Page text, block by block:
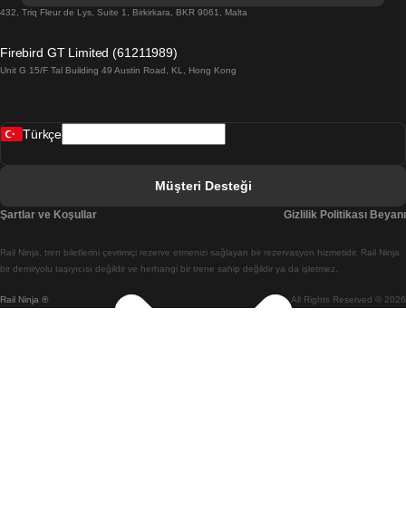
Barselona Sevilla Treni
Belfast Dublin Treni
Budapeşte Viyana Treni
Busan Cheonan(Asan) Treni
432, Triq Fleur de Lys, Suite 1, Birkirkara, BKR 9061, Malta
Firebird GT Limited (61211989)
Unit G 15/F Tal Building 49 Austin Road, KL, Hong Kong
Rail Ninja ® All Rights Reserved © 2026
Rail Ninja, tren biletlerini çevrimiçi rezerve etmenizi sağlayan bir rezervasyon hizmetidir. Rail Ninja
bir demiryolu taşıyıcısı değildir ve herhangi bir trene sahip değildir ya da işletmez.
Türkçe
Müşteri Desteği
Şartlar ve Koşullar Gizlilik Politikası Beyanı